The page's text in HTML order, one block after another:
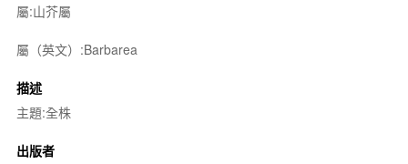
屬:山芥屬
屬（英文）:Barbarea
描述
主題:全株
出版者